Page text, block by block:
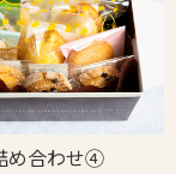
め合わせ④